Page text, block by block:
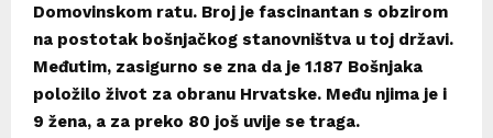
Domovinskom ratu. Broj je fascinantan s obzirom
na postotak bošnjačkog stanovništva u toj državi.
Međutim, zasigurno se zna da je 1.187 Bošnjaka
položilo život za obranu Hrvatske. Među njima je i
9 žena, a za preko 80 još uvije se traga.